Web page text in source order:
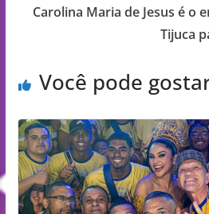
Carolina Maria de Jesus é o
Tijuca
Você pode